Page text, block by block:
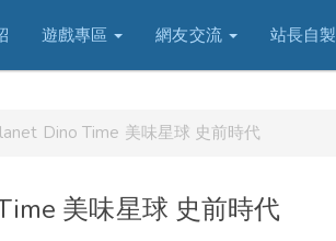
遊戲專區 網友交流 站長自製
Dino Time 美味星球 史前時代
美味星球 史前時代